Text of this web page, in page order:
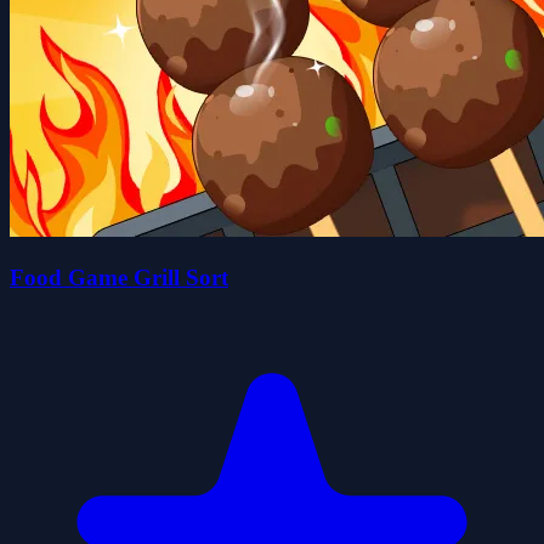
Food Game Grill Sort